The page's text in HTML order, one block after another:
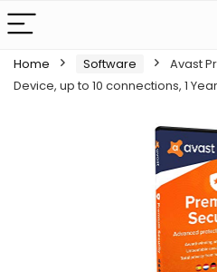
Home Software
Avast
Device, up to 10 connections, 1